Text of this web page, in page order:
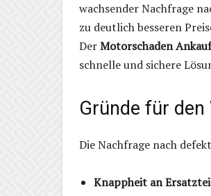
wachsender Nachfrage
zu deutlich besseren
DerMotorschaden Ankauf
schnelle und sichere
Gründe für
Die Nachfrage nach
Knappheit an